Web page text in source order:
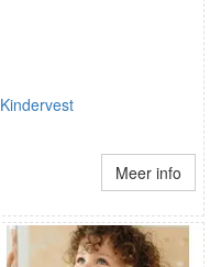
Kindervest
Meer info